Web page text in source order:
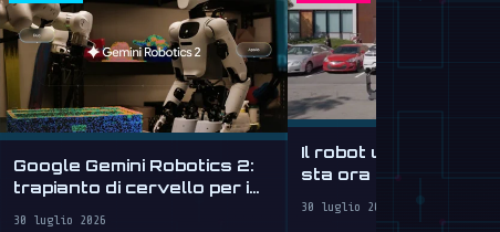
Google Gemini Robotics 2:
trapianto di cervello per i
30 luglio 2026
Il robot umanoide di
sta ora imparando a
30 luglio 2026